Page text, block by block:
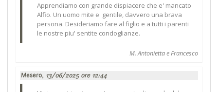
Apprendiamo con grande dispiacere che e' mancato
Alfio. Un uomo mite e' gentile, davvero una brava
persona. Desideriamo fare al figlio e a tutti i parenti
le nostre piu' sentite condoglianze.
M. Antonietta e Francesco
Mesero, 13/06/2025 ore 12:44